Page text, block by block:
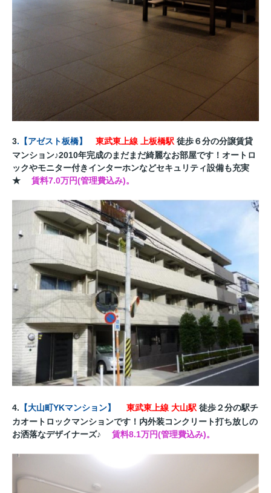
3. 【アゼスト板橋】 東武東上線 上板橋駅 徒歩６分の分譲賃貸
マンション♪2010年完成のまだまだ綺麗なお部屋です！オートロ
ックやモニター付きインターホンなどセキュリティ設備も充実
★
賃料7.0万円(管理費込み)。
4. 【大山町YKマンション】 東武東上線 大山駅 徒歩２分の駅チ
カオートロックマンションです！内外装コンクリート打ち放しの
お洒落なデザイナーズ♪
賃料8.1万円(管理費込み)。